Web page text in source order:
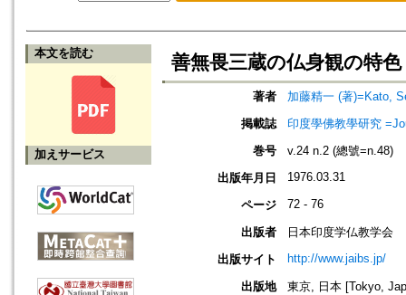
本文を読む
加えサービス
善無畏三蔵の仏身観の特色
著者
加藤精一 (著)=Kato,
掲載誌
印度學佛教學研究
巻号
v.24 n.2 (總號=n.48)
出版年月日
1976.03.31
ページ 72 - 76
出版者
日本印度学仏教学会
出版サイト
http://www.jaibs.jp/
出版地
東京, 日本 [Tokyo,